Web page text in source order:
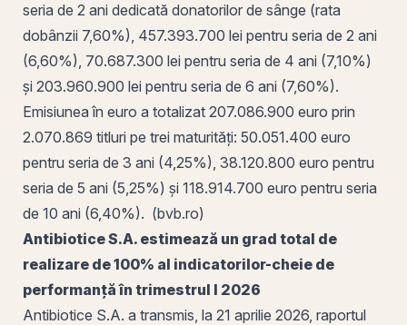
seria de 2 ani dedicată donatorilor de sânge (rata
dobânzii 7,60%), 457.393.700 lei pentru seria de 2 ani
(6,60%), 70.687.300 lei pentru seria de 4 ani (7,10%)
și 203.960.900 lei pentru seria de 6 ani (7,60%).
Emisiunea în euro a totalizat 207.086.900 euro prin
2.070.869 titluri pe trei maturități: 50.051.400 euro
pentru seria de 3 ani (4,25%), 38.120.800 euro pentru
seria de 5 ani (5,25%) și 118.914.700 euro pentru seria
de 10 ani (6,40%). (bvb.ro)
Antibiotice S.A. estimează un grad total de
realizare de 100% al indicatorilor-cheie de
performanță în trimestrul I 2026
Antibiotice S.A. a transmis, la 21 aprilie 2026, raportul